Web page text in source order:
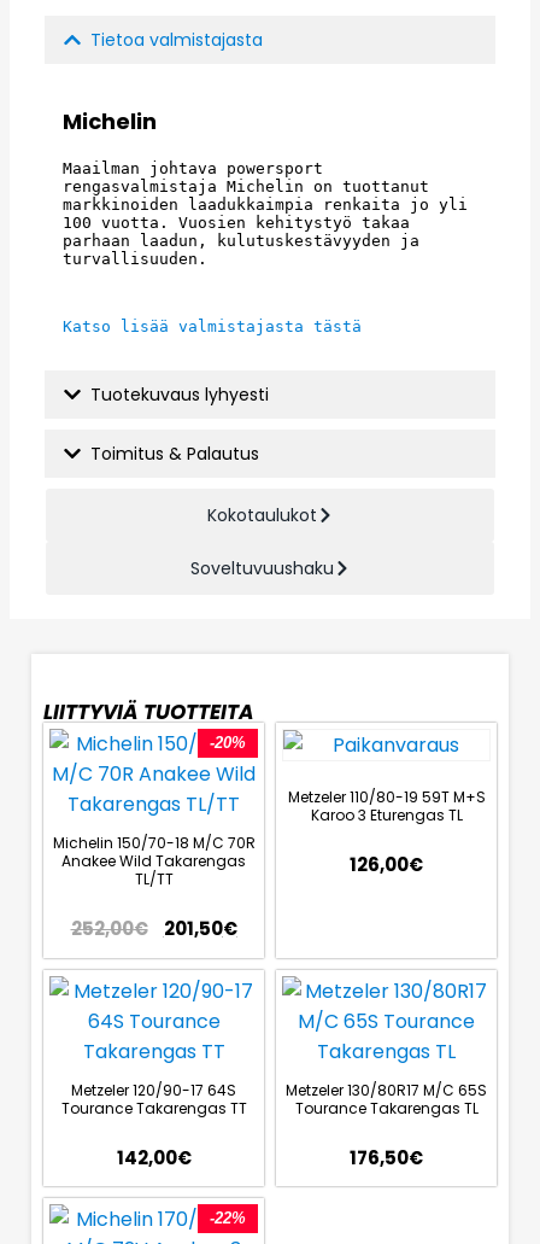
Tietoa valmistajasta
Michelin
Maailman johtava powersport
rengasvalmistaja Michelin on tuottanut
markkinoiden laadukkaimpia renkaita jo yli
100 vuotta. Vuosien kehitystyö takaa
parhaan laadun, kulutuskestävyyden ja
turvallisuuden.
Katso lisää valmistajasta tästä
Tuotekuvaus lyhyesti
Toimitus & Palautus
Kokotaulukot
Soveltuvuushaku
LIITTYVIÄ TUOTTEITA
-20%
Michelin 150/70-18 M/C 70R
Anakee Wild Takarengas
TL/TT
252,00€ 201,50€
Metzeler 110/80-19 59T M+S
Karoo 3 Eturengas TL
126,00€
Metzeler 120/90-17 64S
Tourance Takarengas TT
142,00€
Metzeler 130/80R17 M/C 65S
Tourance Takarengas TL
176,50€
-22%